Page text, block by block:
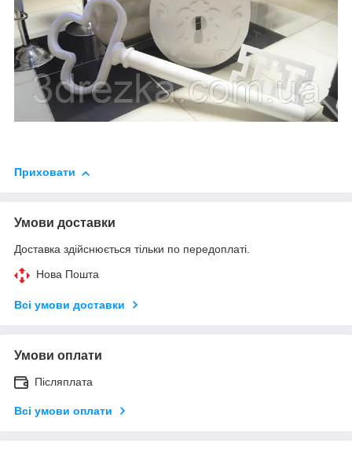
Приховати
Умови доставки
Доставка здійснюється тільки по передоплаті.
Нова Пошта
Всі умови доставки
Умови оплати
Післяплата
Всі умови оплати